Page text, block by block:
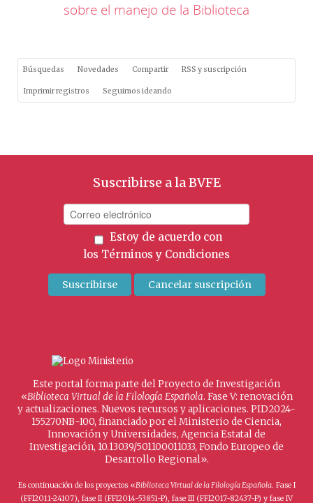
sobre el manejo de la Biblioteca
Búsquedas Novedades Compartir RSS y suscripción
Imprimir registros Seguimos ideando
Suscribirse a la BVFE
Estoy de acuerdo con
los Términos y Condiciones
Este portal forma parte del Proyecto de Investigación
«Biblioteca Virtual de la Filología Española. Fase V: renovación
y actualizaciones. Nuevos recursos y aplicaciones. PID2024-
155270NB-I00, financiado por el Ministerio de Ciencia,
Innovación y Universidades, Agencia Estatal de
Investigación, 10.13039/501100011033, Fondo Europeo de
Desarrollo Regional».
Es continuación de los proyectos «Biblioteca Virtual de la Filología Española. Fase I
(FFI2011-24107), fase II (FFI2014-53851-P), fase III (FFI2017-82437-P) y fase IV